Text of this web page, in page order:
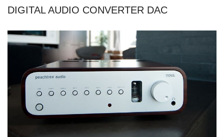
DIGITAL AUDIO CONVERTER DAC